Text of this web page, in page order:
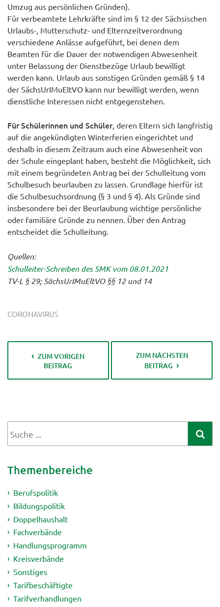
Umzug aus persönlichen Gründen).
Für verbeamtete Lehrkräfte sind im § 12 der Sächsischen
Urlaubs-, Mutterschutz- und Elternzeitverordnung
verschiedene Anlässe aufgeführt, bei denen dem
Beamten für die Dauer der notwendigen Abwesenheit
unter Belassung der Dienstbezüge Urlaub bewilligt
werden kann. Urlaub aus sonstigen Gründen gemäß § 14
der SächsUrIMuEltVO kann nur bewilligt werden, wenn
dienstliche Interessen nicht entgegenstehen.
Für Schülerinnen und Schüler, deren Eltern sich langfristig
auf die angekündigten Winterferien eingerichtet und
deshalb in diesem Zeitraum auch eine Abwesenheit von
der Schule eingeplant haben, besteht die Möglichkeit, sich
mit einem begründeten Antrag bei der Schulleitung vom
Schulbesuch beurlauben zu lassen. Grundlage hierfür ist
die Schulbesuchsordnung (§ 3 und § 4). Als Gründe sind
insbesondere bei der Beurlaubung wichtige persönliche
oder familiäre Gründe zu nennen. Über den Antrag
entscheidet die Schulleitung.
Quellen:
Schulleiter-Schreiben des SMK vom 08.01.2021
TV-L § 29; SächsUrIMuEltVO §§ 12 und 14
CORONAVIRUS
ZUM VORIGEN
BEITRAG
ZUM NÄCHSTEN
BEITRAG
Themenbereiche
Berufspolitik
Bildungspolitik
Doppelhaushalt
Fachverbände
Handlungsprogramm
Kreisverbände
Sonstiges
Tarifbeschäftigte
Tarifverhandlungen